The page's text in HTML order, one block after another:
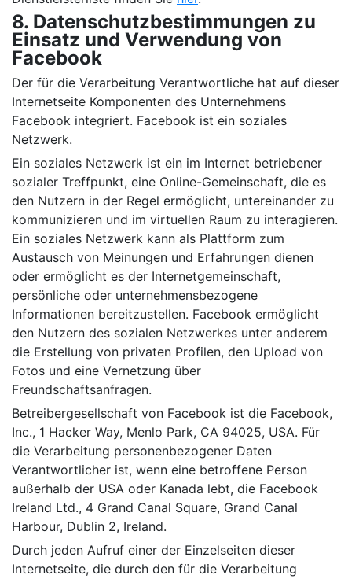
8. Datenschutzbestimmungen zu
Einsatz und Verwendung von
Facebook
Der für die Verarbeitung Verantwortliche hat auf dieser
Internetseite Komponenten des Unternehmens
Facebook integriert. Facebook ist ein soziales
Netzwerk.
Ein soziales Netzwerk ist ein im Internet betriebener
sozialer Treffpunkt, eine Online-Gemeinschaft, die es
den Nutzern in der Regel ermöglicht, untereinander zu
kommunizieren und im virtuellen Raum zu interagieren.
Ein soziales Netzwerk kann als Plattform zum
Austausch von Meinungen und Erfahrungen dienen
oder ermöglicht es der Internetgemeinschaft,
persönliche oder unternehmensbezogene
Informationen bereitzustellen. Facebook ermöglicht
den Nutzern des sozialen Netzwerkes unter anderem
die Erstellung von privaten Profilen, den Upload von
Fotos und eine Vernetzung über
Freundschaftsanfragen.
Betreibergesellschaft von Facebook ist die Facebook,
Inc., 1 Hacker Way, Menlo Park, CA 94025, USA. Für
die Verarbeitung personenbezogener Daten
Verantwortlicher ist, wenn eine betroffene Person
außerhalb der USA oder Kanada lebt, die Facebook
Ireland Ltd., 4 Grand Canal Square, Grand Canal
Harbour, Dublin 2, Ireland.
Durch jeden Aufruf einer der Einzelseiten dieser
Internetseite, die durch den für die Verarbeitung